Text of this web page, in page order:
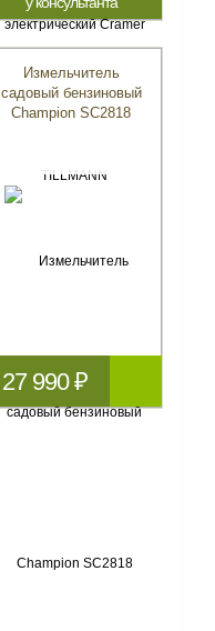
Измельчитель
садовый бензиновый
Champion SC2818
27 990 ₽